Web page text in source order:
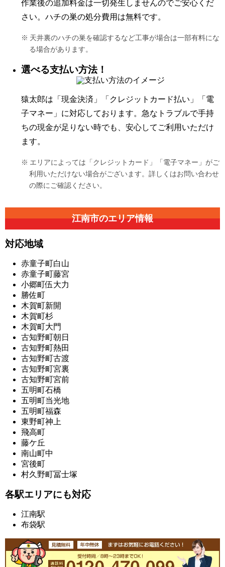
作業後の追加料金は一切発生しませんのでご安心くだ
さい。ハチの巣の処分費用は無料です。
天井裏のハチの巣を確認するなど工事が場合は一部有料にな
る場合があります。
選べる支払い方法！
猿太郎は「現金決済」「クレジットカード払い」「電
子マネー」に対応しております。急なトラブルで手持
ちの現金が足りない時でも、安心してご利用いただけ
ます。
エリアによっては「クレジットカード」「電子マネー」がご
利用いただけない場合がございます。詳しくはお問い合わせ
の際にご確認ください。
江南市のエリア情報
対応地域
赤童子町白山
赤童子町藤宮
小郷町伍大力
勝佐町
木賀町新開
木賀町杉
木賀町大門
古知野町朝日
古知野町熱田
古知野町古渡
古知野町宮裏
古知野町宮前
五明町石橋
五明町当光地
五明町福森
東野町神上
飛高町
藤ケ丘
南山町中
宮後町
村久野町冨士塚
各駅エリアにも対応
江南駅
布袋駅